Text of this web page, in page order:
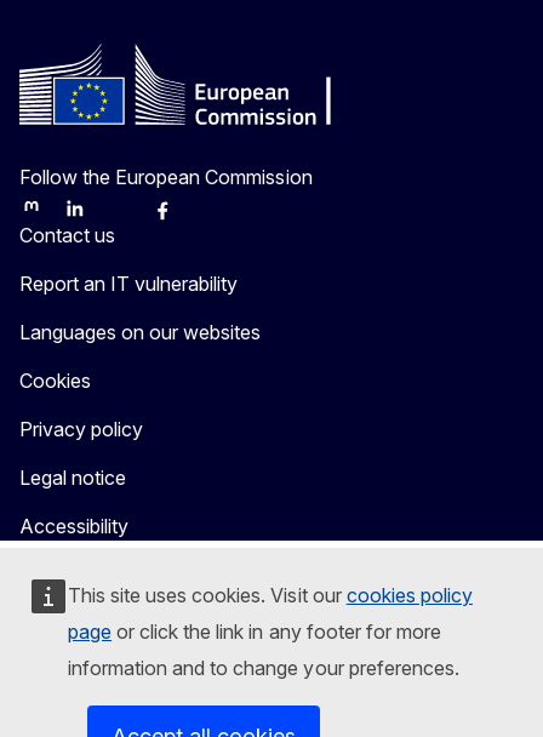
This site uses cookies. Visit our cookies policy
page or click the link in any footer for more
information and to change your preferences.
Follow the European Commission
MastodonLinkedInBlueskyFacebook
Contact us
Report an IT vulnerability
Languages on our websites
Cookies
Privacy policy
Legal notice
Accessibility